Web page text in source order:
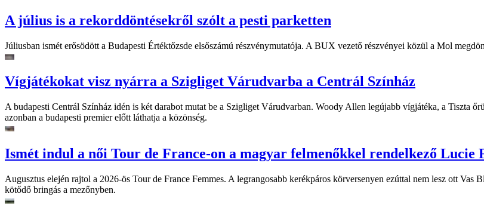
A július is a rekorddöntésekről szólt a pesti parketten
Júliusban ismét erősödött a Budapesti Értéktőzsde elsőszámú részvénymutatója. A BUX vezető részvényei közül a Mol
Vígjátékokat visz nyárra a Szigliget Várudvarba a Centrál Színház
A budapesti Centrál Színház idén is két darabot mutat be a Szigliget Várudvarban. Woody Allen legújabb vígjátéka, a Tiszta
azonban a budapesti premier előtt láthatja a közönség.
Ismét indul a női Tour de France-on a magyar felmenőkkel rendelkező Lucie
Augusztus elején rajtol a 2026-ös Tour de France Femmes. A legrangosabb kerékpáros körversenyen ezúttal nem lesz ott
kötődő bringás a mezőnyben.